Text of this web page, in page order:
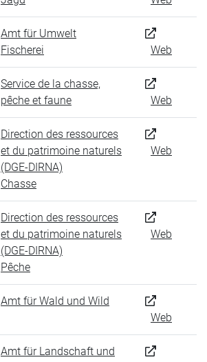
Amt für Umwelt
Fischerei
Web
Service de la chasse,
pêche et faune
Web
Direction des ressources
et du patrimoine naturels
(DGE-DIRNA)
Chasse
Web
Direction des ressources
et du patrimoine naturels
(DGE-DIRNA)
Pêche
Web
Amt für Wald und Wild
Web
Amt für Landschaft und